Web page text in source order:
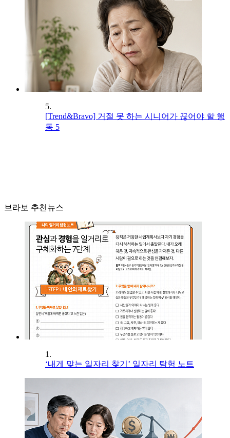
5.
[Trend&Bravo] 거절 못 하는 시니어가 끊어야 할 행
동 5
브라보 추천뉴스
1.
‘내게 맞는 일자리 찾기’ 일자리 탐험 노트